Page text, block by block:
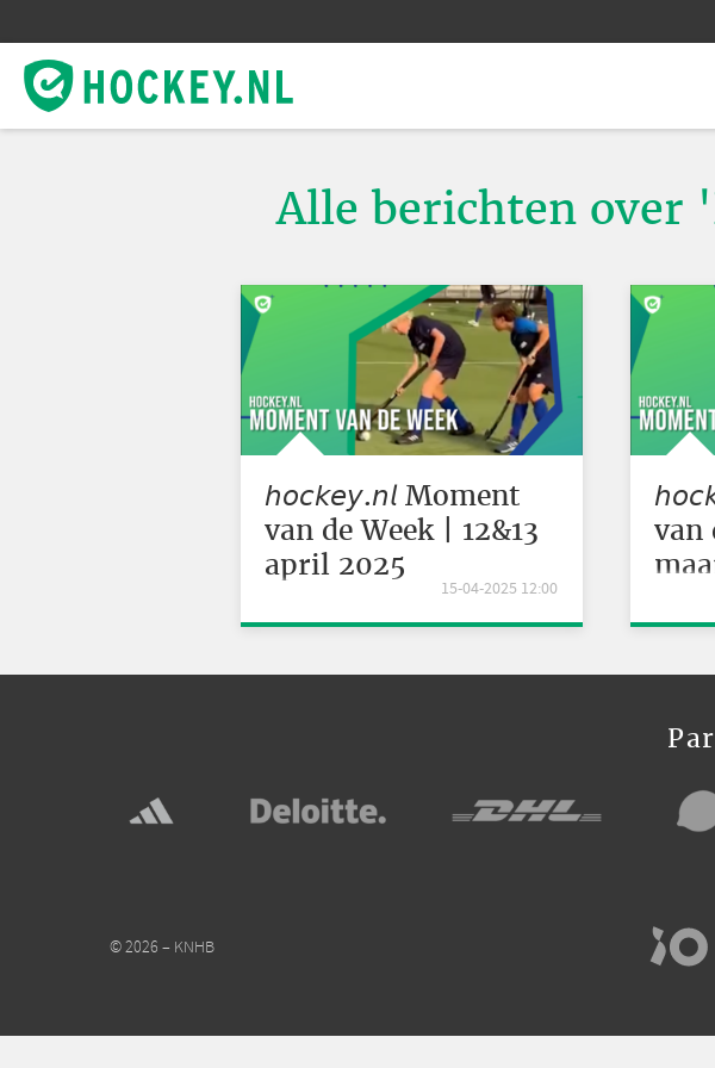
Alle berichten over
𝘩𝘰𝘤𝘬𝘦𝘺.𝘯𝘭 Moment
van de Week | 12&13
april 2025
15-04-2025 12:00
van
© 2026 – KNHB